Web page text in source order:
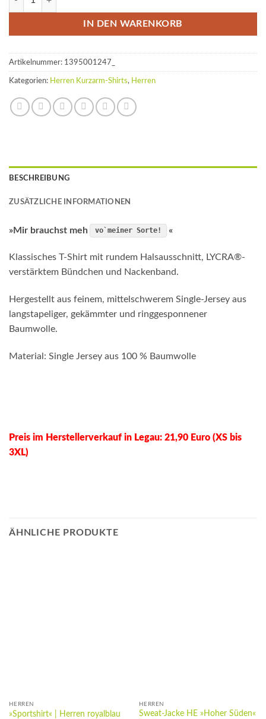
IN DEN WARENKORB
Artikelnummer: 1395001247_
Kategorien: Herren Kurzarm-Shirts, Herren
BESCHREIBUNG
ZUSÄTZLICHE INFORMATIONEN
»Mir brauchst meh vo`meiner Sorte! «
Klassisches T-Shirt mit rundem Halsausschnitt, LYCRA®-
verstärktem Bündchen und Nackenband.
Hergestellt aus feinem, mittelschwerem Single-Jersey aus
langstapeliger, gekämmter und ringgesponnener
Baumwolle.
Material: Single Jersey aus 100 % Baumwolle
Preis im Herstellerverkauf in Legau: 21,90 Euro (XS bis
3XL)
ÄHNLICHE PRODUKTE
HERREN
»Sportshirt« | Herren royalblau
HERREN
Sweat-Jacke HE »Hoher Süden«